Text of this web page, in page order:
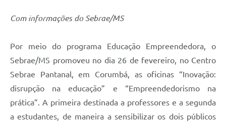
Com informações do Sebrae/MS
Por meio do programa Educação Empreendedora, o
Sebrae/MS promoveu no dia 26 de fevereiro, no Centro
Sebrae Pantanal, em Corumbá, as oficinas “Inovação:
disrupção na educação” e “Empreendedorismo na
prática”. A primeira destinada a professores e a segunda
a estudantes, de maneira a sensibilizar os dois públicos